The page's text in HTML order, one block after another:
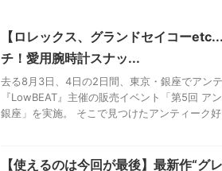
【ロレックス、グランドセイコー
チ！愛用腕時計スナッ...
去る8月3日、4日の2日間、東京・銀座でアン
『LowBEAT』主催の販売イベント「第5回 ア
銀座」を実施。 そこで見つけたアンティーク
【使えるのは今回が最後】最新作“グ